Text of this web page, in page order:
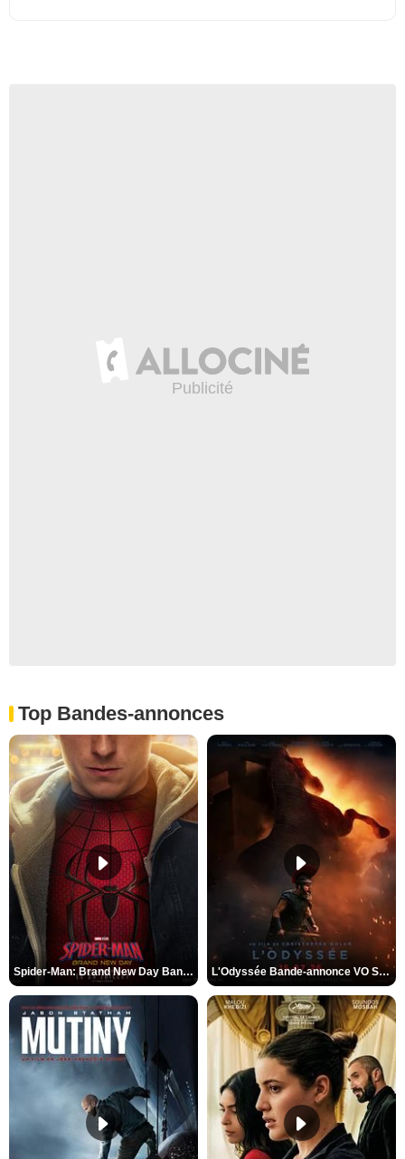
Top Bandes-annonces
Spider-Man: Brand New Day Bande-annonce VO STFR L'Odyssée Bande-annonce VO STFR